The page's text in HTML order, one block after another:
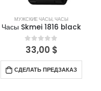
МУЖСКИЕ ЧАСЫ,ЧАСЫ
Часы Skmei 1816 black
0out of 5
33,00 $
СДЕЛАТЬ ПРЕДЗАКАЗ